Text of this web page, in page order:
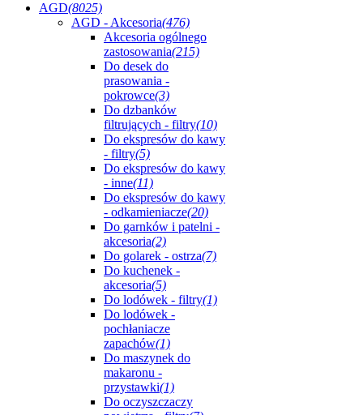
AGD(8025)
AGD - Akcesoria(476)
Akcesoria ogólnego
zastosowania(215)
Do desek do
prasowania -
pokrowce(3)
Do dzbanków
filtrujących - filtry(10)
Do ekspresów do kawy
- filtry(5)
Do ekspresów do kawy
- inne(11)
Do ekspresów do kawy
- odkamieniacze(20)
Do garnków i patelni -
akcesoria(2)
Do golarek - ostrza(7)
Do kuchenek -
akcesoria(5)
Do lodówek - filtry(1)
Do lodówek -
pochłaniacze
zapachów(1)
Do maszynek do
makaronu -
przystawki(1)
Do oczyszczaczy